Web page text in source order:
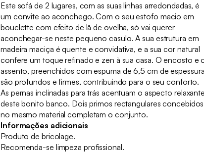
Este sofá de 2 lugares, com as suas linhas arredondadas, é
um convite ao aconchego. Com o seu estofo macio em
bouclette com efeito de lã de ovelha, só vai querer
aconchegar-se neste pequeno casulo. A sua estrutura em
madeira maciça é quente e convidativa, e a sua cor natural
confere um toque refinado e zen à sua casa. O encosto e
assento, preenchidos com espuma de 6,5 cm de
são profundos e firmes, contribuindo para o seu conforto.
As pernas inclinadas para trás acentuam o aspecto relaxante
deste bonito banco. Dois primos rectangulares concebidos
no mesmo material completam o conjunto.
Informações adicionais
Produto de bricolage.
Recomenda-se limpeza profissional.